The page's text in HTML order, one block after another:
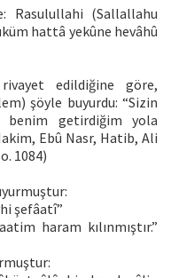
Rasulullahi (Sallallahu
hattâ yekûne hevâhû
edildiğine göre,
şöyle buyurdu: “Sizin
benim getirdiğim yola
Ebû Nasr, Hatib, Ali
1084)
şefâatî”
haram kılınmıştır.”